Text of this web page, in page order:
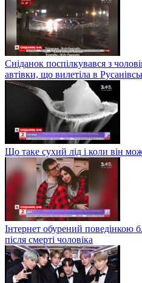
Сніданок поспілкувався з
автівки, що вилетіла в
Що таке сухий лід і коли він
Інтернет обурений поведінкою
після смерті чоловіка